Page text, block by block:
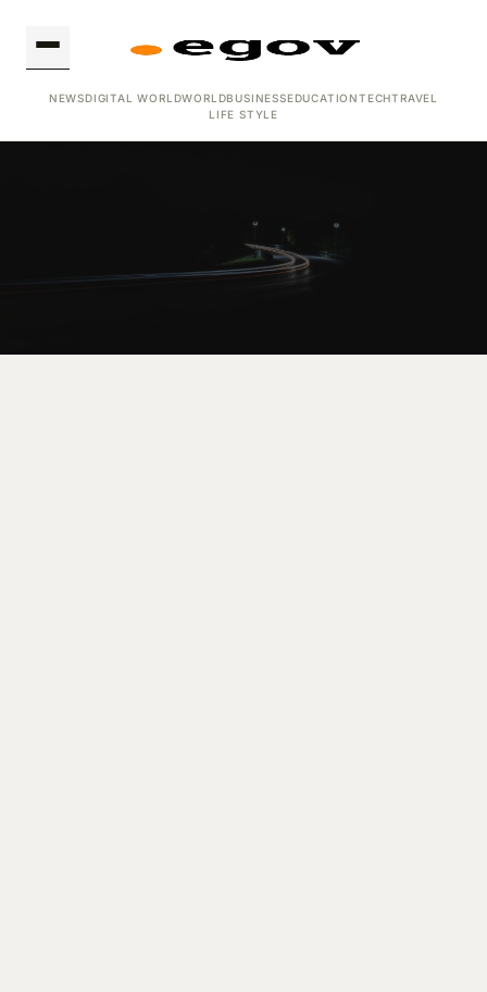
NEWSDIGITAL WORLDWORLDBUSINESSEDUCATIONTECHTRAVEL
LIFE STYLE